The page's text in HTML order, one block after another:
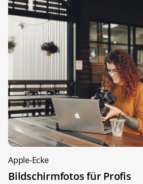
Apple-Ecke
Bildschirmfotos für Profis